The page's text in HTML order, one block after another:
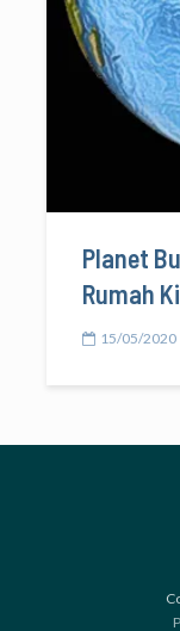
Planet
Rumah
15/05/2020